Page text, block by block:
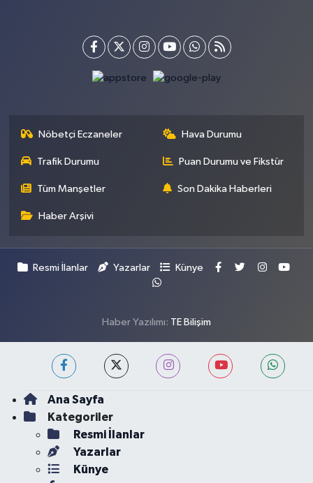
Nöbetçi Eczaneler Hava Durumu
Trafik Durumu Puan Durumu ve Fikstür
Tüm Manşetler Son Dakika Haberleri
Haber Arşivi
Resmi İlanlar Yazarlar Künye
Haber Yazılımı: TE Bilişim
Ana Sayfa
Kategoriler
Resmi İlanlar
Yazarlar
Künye